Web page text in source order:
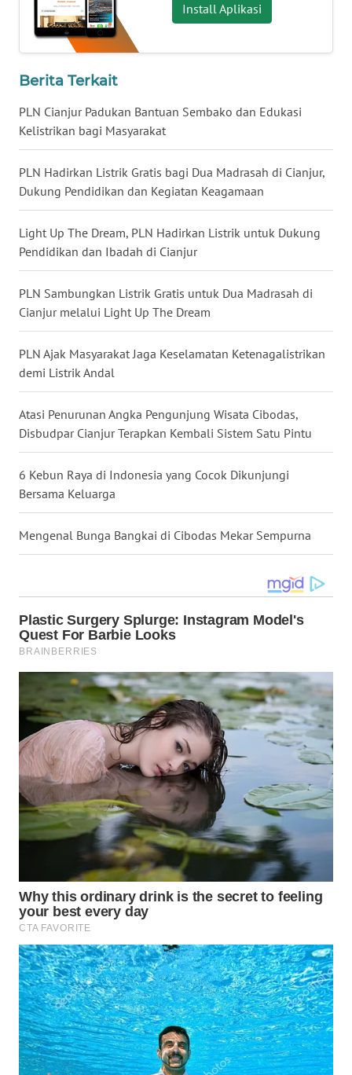
Install Aplikasi
Berita Terkait
PLN Cianjur Padukan Bantuan Sembako dan Edukasi
Kelistrikan bagi Masyarakat
PLN Hadirkan Listrik Gratis bagi Dua Madrasah di Cianjur,
Dukung Pendidikan dan Kegiatan Keagamaan
Light Up The Dream, PLN Hadirkan Listrik untuk Dukung
Pendidikan dan Ibadah di Cianjur
PLN Sambungkan Listrik Gratis untuk Dua Madrasah di
Cianjur melalui Light Up The Dream
PLN Ajak Masyarakat Jaga Keselamatan Ketenagalistrikan
demi Listrik Andal
Atasi Penurunan Angka Pengunjung Wisata Cibodas,
Disbudpar Cianjur Terapkan Kembali Sistem Satu Pintu
6 Kebun Raya di Indonesia yang Cocok Dikunjungi
Bersama Keluarga
Mengenal Bunga Bangkai di Cibodas Mekar Sempurna
WN
TANJUNG
WN
SIMALUNGUN
LABUHANBATU
TAPANULI
TENGAH
WN DELI
SERDANG
WN
TEBING
BEKASI
BOGOR
WN
DEPOK
WN
TAPANULI
UTARA
WN
PADANG
LAWAS
WN
SUMEDANG
WN
CIANJUR